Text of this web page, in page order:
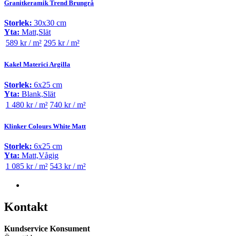
Granitkeramik Trend Brungrå
Storlek: 30x30 cm
Yta: Matt,Slät
589 kr / m² 295 kr / m²
Kakel Materici Argilla
Storlek: 6x25 cm
Yta: Blank,Slät
1 480 kr / m² 740 kr / m²
Klinker Colours White Matt
Storlek: 6x25 cm
Yta: Matt,Vågig
1 085 kr / m² 543 kr / m²
Kontakt
Kundservice Konsument